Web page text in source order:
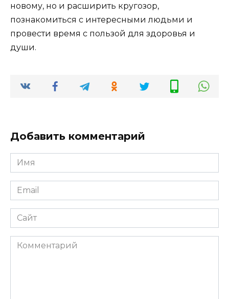
новому, но и расширить кругозор,
познакомиться с интересными людьми и
провести время с пользой для здоровья и
души.
Добавить комментарий
Имя
*
Email
*
Сайт
Комментарий